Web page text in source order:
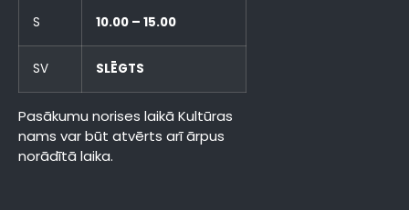
S 10.00 – 15.00
SV SLĒGTS
Pasākumu norises laikā Kultūras
nams var būt atvērts arī ārpus
norādītā laika.